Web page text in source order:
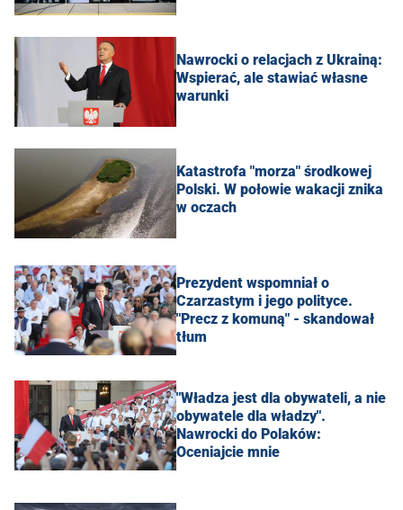
Nawrocki o relacjach z Ukrainą:
Wspierać, ale stawiać własne
warunki
Katastrofa "morza" środkowej
Polski. W połowie wakacji znika
w oczach
Prezydent wspomniał o
Czarzastym i jego polityce.
"Precz z komuną" - skandował
tłum
"Władza jest dla obywateli, a nie
obywatele dla władzy".
Nawrocki do Polaków:
Oceniajcie mnie